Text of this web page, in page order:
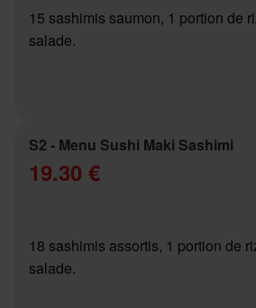
15 sashimis saumon, 1 portion de
salade.
S2 - Menu Sushi Maki Sashimi
19.30 €
18 sashimis assortis, 1 portion de
salade.